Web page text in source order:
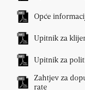
Opće
Upitnik za
Upitnik za
Zahtjev za
rate